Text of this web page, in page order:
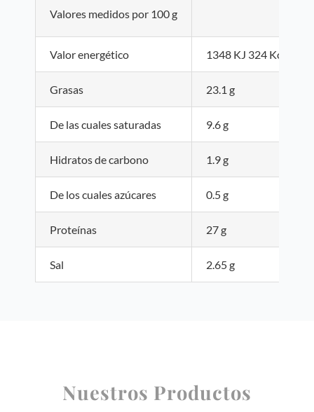
Valores medidos por 100 g
Valor energético 1348 KJ 324 Kcal
Grasas 23.1 g
De las cuales saturadas 9.6 g
Hidratos de carbono 1.9 g
De los cuales azúcares 0.5 g
Proteínas 27 g
Sal 2.65 g
Nuestros Productos